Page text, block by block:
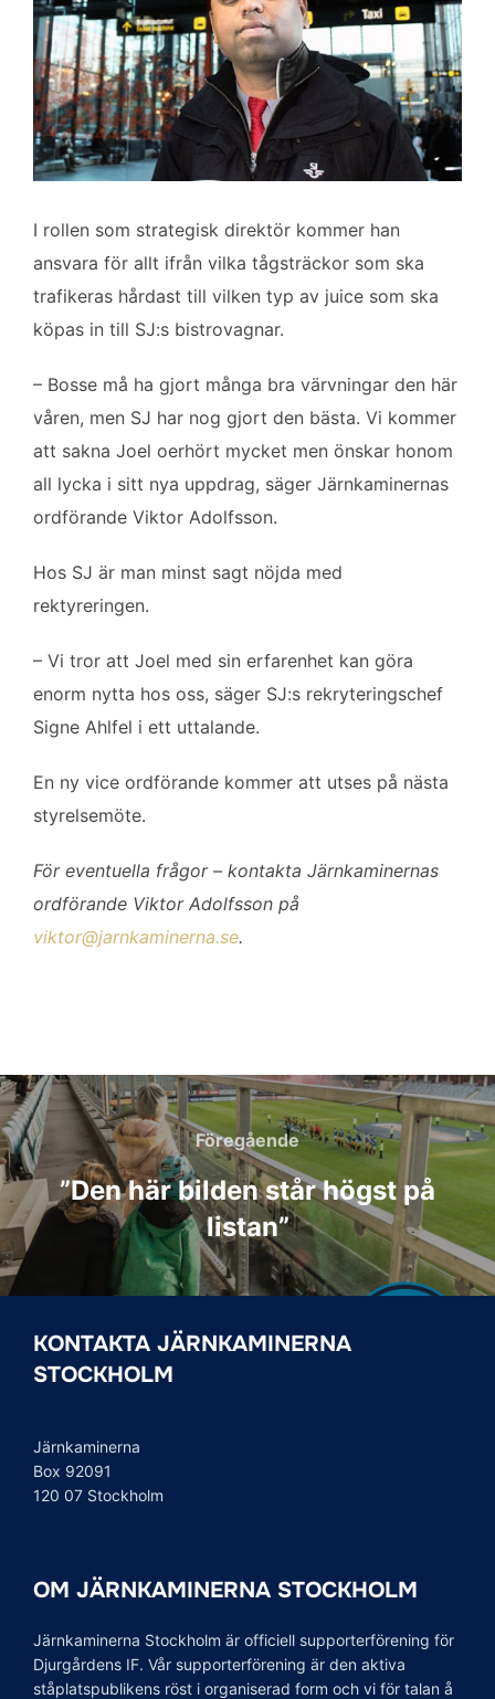
I rollen som strategisk direktör kommer han
ansvara för allt ifrån vilka tågsträckor som ska
trafikeras hårdast till vilken typ av juice som ska
köpas in till SJ:s bistrovagnar.
– Bosse må ha gjort många bra värvningar den här
våren, men SJ har nog gjort den bästa. Vi kommer
att sakna Joel oerhört mycket men önskar honom
all lycka i sitt nya uppdrag, säger Järnkaminernas
ordförande Viktor Adolfsson.
Hos SJ är man minst sagt nöjda med
rektyreringen.
– Vi tror att Joel med sin erfarenhet kan göra
enorm nytta hos oss, säger SJ:s rekryteringschef
Signe Ahlfel i ett uttalande.
En ny vice ordförande kommer att utses på nästa
styrelsemöte.
För eventuella frågor – kontakta Järnkaminernas
ordförande Viktor Adolfsson på
viktor@jarnkaminerna.se.
Inläggsnavigering
Föregående
Föregående
”Den här bilden står högst på
listan”
KONTAKTA JÄRNKAMINERNA
STOCKHOLM
Järnkaminerna
Box 92091
120 07 Stockholm
OM JÄRNKAMINERNA STOCKHOLM
Järnkaminerna Stockholm är officiell supporterförening för
Djurgårdens IF. Vår supporterförening är den aktiva
ståplatspublikens röst i organiserad form och vi för talan å